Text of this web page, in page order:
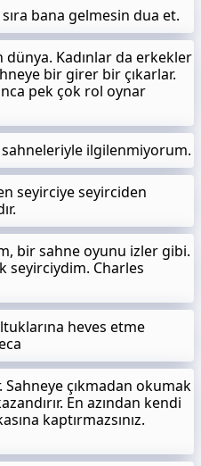
bana gelmesin dua et.
Kadınlar da erkekler
bir girer bir çıkarlar.
pek çok rol oynar
ilgilenmiyorum.
seyirciye seyirciden
bir sahne oyunu izler gibi.
seyirciydim. Charles
heves etme
çıkmadan okumak
En azından kendi
kaptırmazsınız.